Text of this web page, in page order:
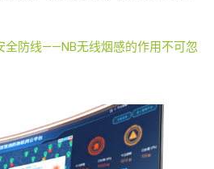
全防线——NB无线烟感的作用不可忽